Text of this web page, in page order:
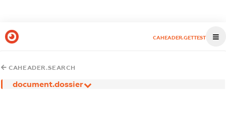
CAHEADER.GETTEST
CAHEADER.SEARCH
document.dossier